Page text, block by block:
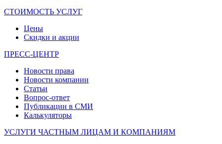
СТОИМОСТЬ УСЛУГ
Цены
Скидки и акции
ПРЕСС-ЦЕНТР
Новости права
Новости компании
Статьи
Вопрос-ответ
Публикации в СМИ
Калькуляторы
УСЛУГИ ЧАСТНЫМ ЛИЦАМ И КОМПАНИЯМ